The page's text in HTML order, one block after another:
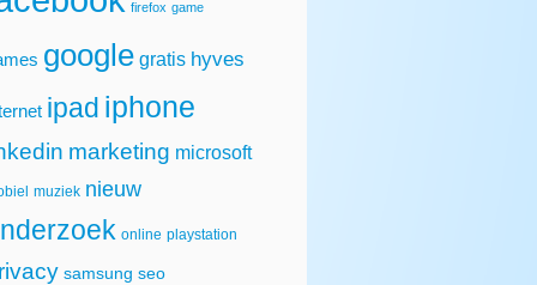
firefox game
google gratis hyves
ipad iphone
marketing microsoft
muziek nieuw
online playstation
samsung seo